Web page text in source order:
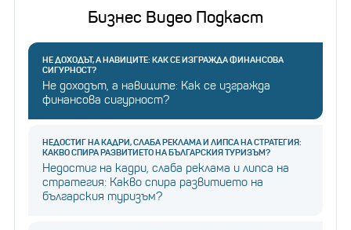
Бизнес Видео Подкаст
НЕ ДОХОДЪТ, А НАВИЦИТЕ: КАК СЕ ИЗГРАЖДА ФИНАНСОВА
СИГУРНОСТ?
Не доходът, а навиците: Как се изгражда
финансова сигурност?
НЕДОСТИГ НА КАДРИ, СЛАБА РЕКЛАМА И ЛИПСА НА СТРАТЕГИЯ:
КАКВО СПИРА РАЗВИТИЕТО НА БЪЛГАРСКИЯ ТУРИЗЪМ?
Недостиг на кадри, слаба реклама и липса на
стратегия: Какво спира развитието на
българския туризъм?